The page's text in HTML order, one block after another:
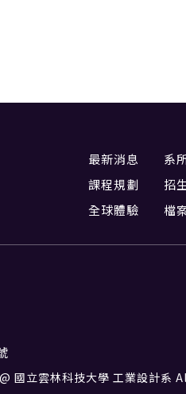
最新消息 系
課程規劃
招
全球體驗
檔
國立雲林科技大學 工業設計系